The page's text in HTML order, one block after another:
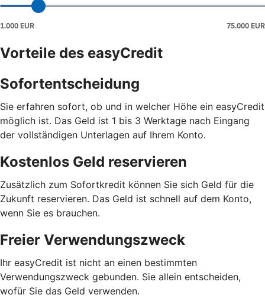
Vorteile des easyCredit
Sofortentscheidung
Sie erfahren sofort, ob und in welcher Höhe ein easyCredit
möglich ist. Das Geld ist 1 bis 3 Werktage nach Eingang
der vollständigen Unterlagen auf Ihrem Konto.
Kostenlos Geld reservieren
Zusätzlich zum Sofortkredit können Sie sich Geld für die
Zukunft reservieren. Das Geld ist schnell auf dem Konto,
wenn Sie es brauchen.
Freier Verwendungszweck
Ihr easyCredit ist nicht an einen bestimmten
Verwendungszweck gebunden. Sie allein entscheiden,
wofür Sie das Geld verwenden.